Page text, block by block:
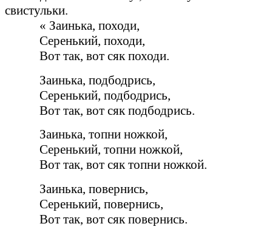
свистульки.
« Заинька, походи,
Серенький, походи,
Вот так, вот сяк походи.
Заинька, подбодрись,
Серенький, подбодрись,
Вот так, вот сяк подбодрись.
Заинька, топни ножкой,
Серенький, топни ножкой,
Вот так, вот сяк топни ножкой.
Заинька, повернись,
Серенький, повернись,
Вот так, вот сяк повернись.